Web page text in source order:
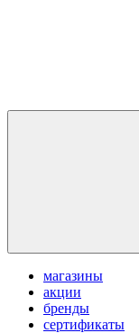
магазины
акции
бренды
сертификаты